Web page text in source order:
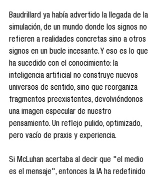
Baudrillard ya había advertido la llegada de la
simulación, de un mundo donde los signos no
refieren a realidades concretas sino a otros
signos en un bucle incesante. Y eso es lo que
ha sucedido con el conocimiento: la
inteligencia artificial no construye nuevos
universos de sentido, sino que reorganiza
fragmentos preexistentes, devolviéndonos
una imagen especular de nuestro
pensamiento. Un reflejo pulido, optimizado,
pero vacío de praxis y experiencia.
Si McLuhan acertaba al decir que "el medio
es el mensaje", entonces la IA ha redefinido